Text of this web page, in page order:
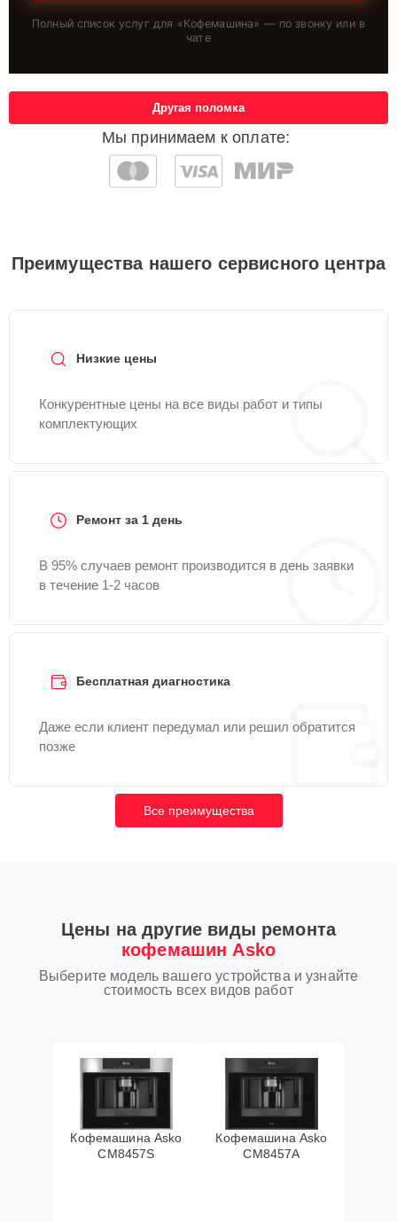
Полный список услуг для «Кофемашина» — по звонку или в
чате
Мы принимаем к оплате:
Другая поломка
Преимущества нашего сервисного центра
Низкие цены
Конкурентные цены на все виды работ и типы
комплектующих
Ремонт за 1 день
В 95% случаев ремонт производится в день заявки
в течение 1-2 часов
Бесплатная диагностика
Даже если клиент передумал или решил обратится
позже
Все преимущества
Цены на другие виды ремонта
кофемашин Asko
Выберите модель вашего устройства и узнайте
стоимость всех видов работ
Кофемашина Asko
CM8457S
Кофемашина Asko
CM8457A